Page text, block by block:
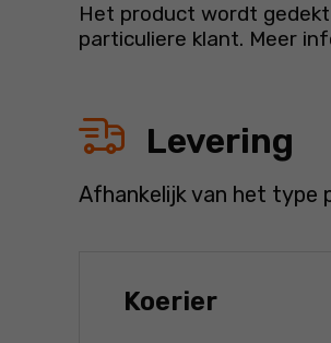
Het product wordt
particuliere klant. Meer
Levering
Afhankelijk van het type
Koerier